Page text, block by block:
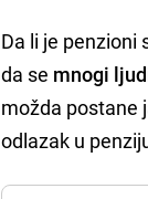
Da li je penzioni
da se mnogi
možda postane
odlazak u